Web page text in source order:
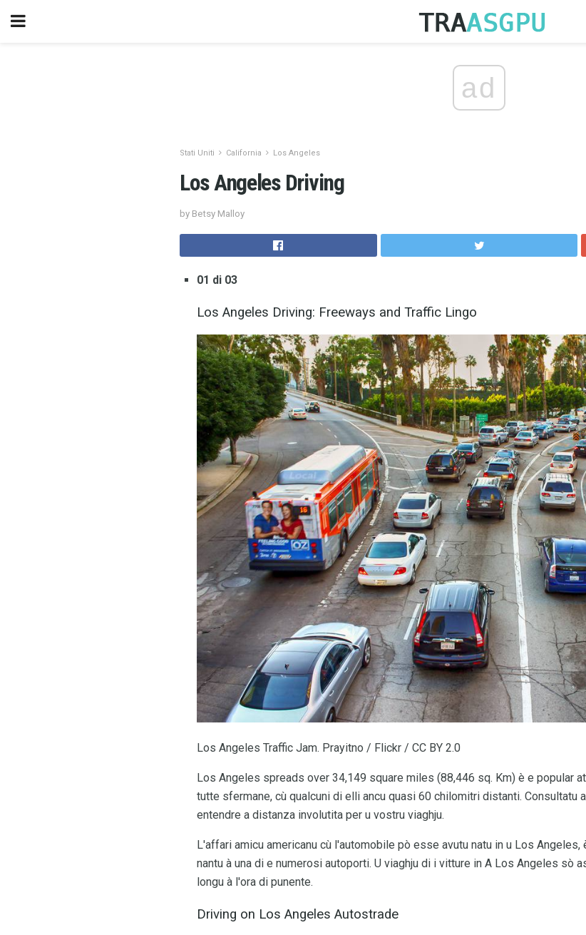
ad
Stati Uniti California Los Angeles
Los Angeles Driving
by Betsy Malloy
01 di 03
Los Angeles Driving: Freeways and Traffic Lingo
Los Angeles Traffic Jam. Prayitno / Flickr / CC BY 2.0
Los Angeles spreads over 34,149 square miles (88,446 sq. Km) è e popular
tutte sfermane, cù qualcuni di elli ancu quasi 60 chilomitri distanti. Consultatu
entendre a distanza involutita per u vostru viaghju.
L'affari amicu americanu cù l'automobile pò esse avutu natu in u Los
nantu à una di e numerosi autoporti. U viaghju di i vitture in A Los Angeles sò
longu à l'ora di punente.
Driving on Los Angeles Autostrade